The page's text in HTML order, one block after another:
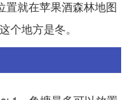
置就在苹果酒森林地图
个地方是冬。